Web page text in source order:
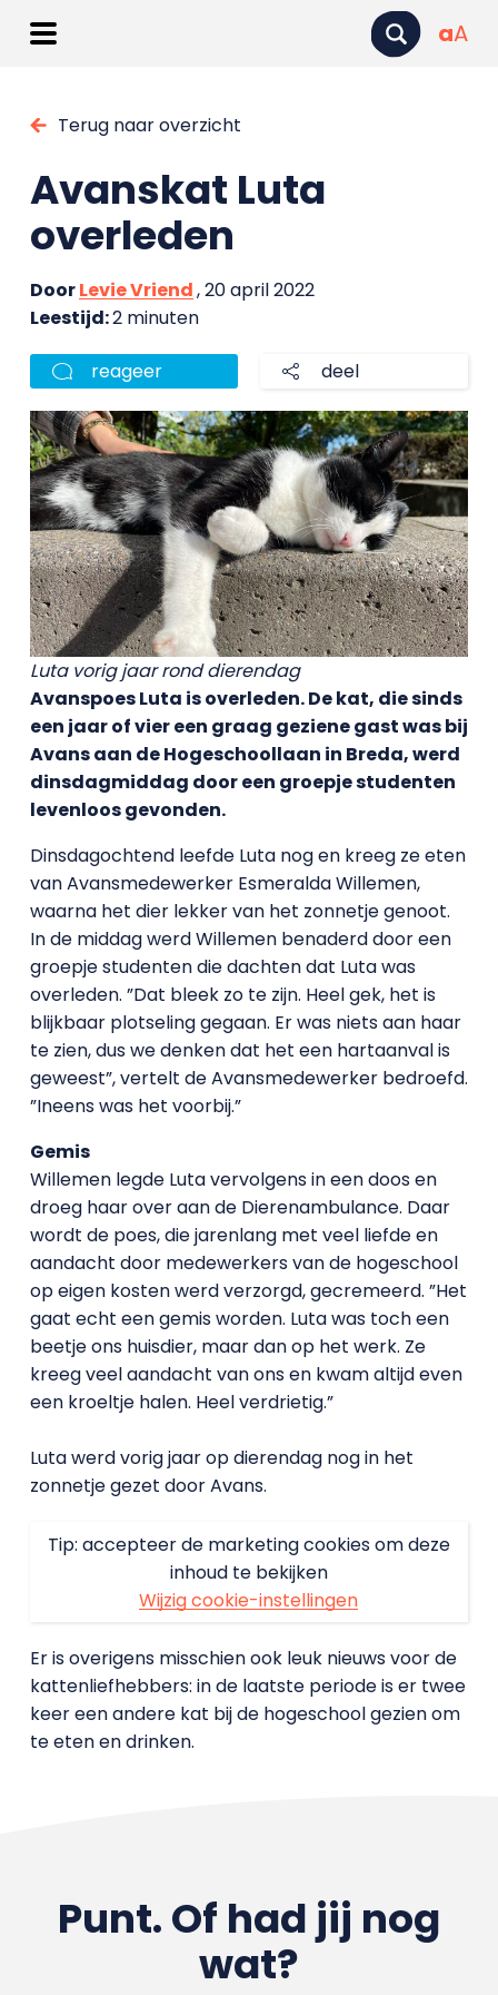
aA
Terug naar overzicht
Avanskat Luta
overleden
DoorLevie Vriend, 20 april 2022
Leestijd:2 minuten
reageer deel
Luta vorig jaar rond dierendag
Avanspoes Luta is overleden. De kat, die sinds
een jaar of vier een graag geziene gast was bij
Avans aan de Hogeschoollaan in Breda, werd
dinsdagmiddag door een groepje studenten
levenloos gevonden.
Dinsdagochtend leefde Luta nog en kreeg ze eten
van Avansmedewerker Esmeralda Willemen,
waarna het dier lekker van het zonnetje genoot.
In de middag werd Willemen benaderd door een
groepje studenten die dachten dat Luta was
overleden. ”Dat bleek zo te zijn. Heel gek, het is
blijkbaar plotseling gegaan. Er was niets aan haar
te zien, dus we denken dat het een hartaanval is
geweest”, vertelt de Avansmedewerker bedroefd.
”Ineens was het voorbij.”
Gemis
Willemen legde Luta vervolgens in een doos en
droeg haar over aan de Dierenambulance. Daar
wordt de poes, die jarenlang met veel liefde en
aandacht door medewerkers van de hogeschool
op eigen kosten werd verzorgd, gecremeerd. ”Het
gaat echt een gemis worden. Luta was toch een
beetje ons huisdier, maar dan op het werk. Ze
kreeg veel aandacht van ons en kwam altijd even
een kroeltje halen. Heel verdrietig.”
Luta werd vorig jaar op dierendag nog in het
zonnetje gezet door Avans.
Tip: accepteer de marketing cookies om deze
inhoud te bekijken
Wijzig cookie-instellingen
Er is overigens misschien ook leuk nieuws voor de
kattenliefhebbers: in de laatste periode is er twee
keer een andere kat bij de hogeschool gezien om
te eten en drinken.
Punt. Of had jij nog
wat?